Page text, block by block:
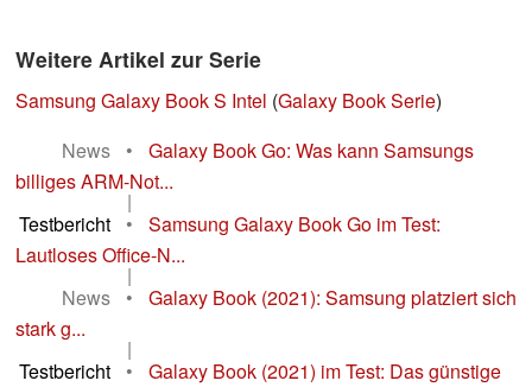
Weitere Artikel zur Serie
Samsung Galaxy Book S Intel (Galaxy Book Serie)
News
•
Galaxy Book Go: Was kann Samsungs
billiges ARM-Not...
|
Testbericht
•
Samsung Galaxy Book Go im Test:
Lautloses Office-N...
|
News
•
Galaxy Book (2021): Samsung platziert sich
stark g...
|
Testbericht
•
Galaxy Book (2021) im Test: Das günstige